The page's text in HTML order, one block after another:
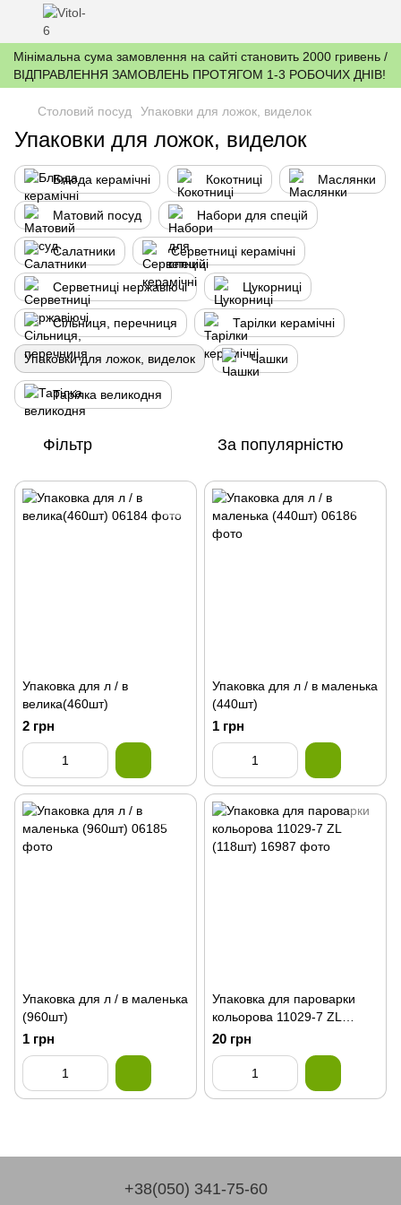
Мінімальна сума замовлення на сайті становить 2000 гривень /
ВІДПРАВЛЕННЯ ЗАМОВЛЕНЬ ПРОТЯГОМ 1-3 РОБОЧИХ ДНІВ!
Столовий посуд Упаковки для ложок, виделок
Упаковки для ложок, виделок
Блюда керамічні Кокотниці Маслянки
Матовий посуд Набори для спецій
Салатники Серветниці керамічні
Серветниці нержавіючі Цукорниці
Сільниця, перечниця Тарілки керамічні
Упаковки для ложок, виделок Чашки
Тарілка великодня
Фільтр За популярністю
Упаковка для л / в
велика(460шт)
2 грн
Упаковка для л / в маленька
(440шт)
1 грн
Упаковка для л / в маленька
(960шт)
1 грн
Упаковка для пароварки
кольорова 11029-7 ZL
(118шт)
20 грн
+38(050) 341-75-60